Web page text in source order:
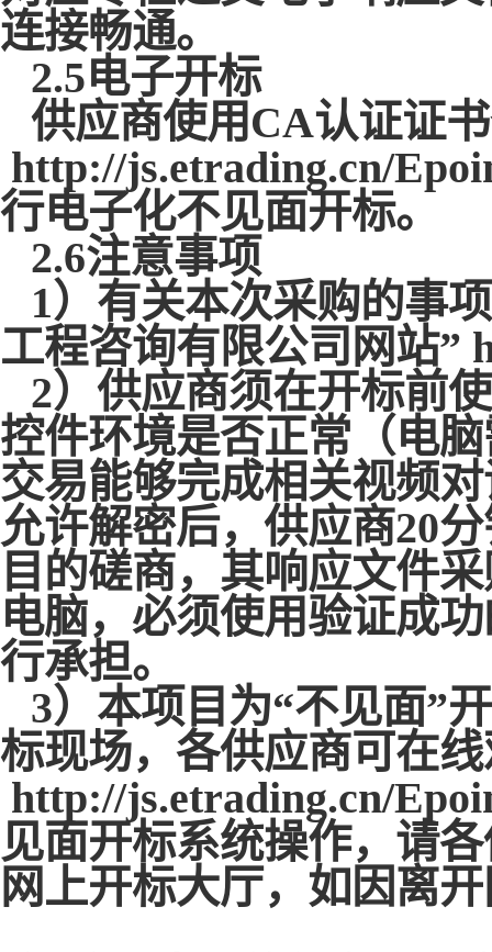
连接畅通。
2.5电子开标
供应商使用 CA认证证
http://js.etrading.cn/
行电子化不见面开标。
2.6注意事项
1）有关本次采购的事
工程咨询有限公司网站”
2）供应商须在开标前
控件环境是否正常（电
交易能够完成相关视频
允许解密后，供应商20
目的磋商，其响应文件
电脑，必须使用验证成
行承担。
3）本项目为“不见面”
标现场，各供应商可在
http://js.etrading.cn/
见面开标系统操作，请
网上开标大厅，如因离